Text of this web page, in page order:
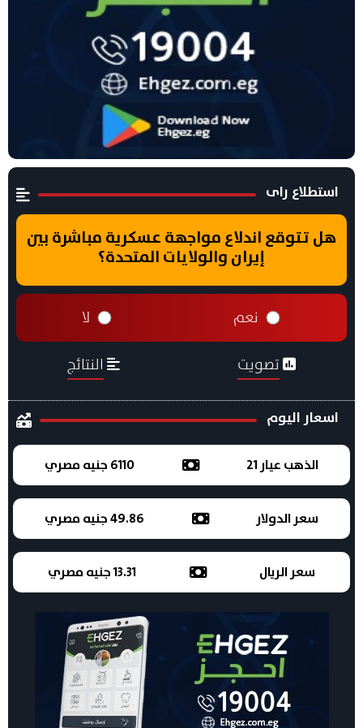
استطلاع راى
هل تتوقع اندلاع مواجهة عسكرية مباشرة بين
إيران والولايات المتحدة؟
نعم لا
تصويت النتائج
اسعار اليوم
الذهب عيار 21 6110 جنيه مصري
سعر الدولار 49.86 جنيه مصري
سعر الريال 13.31 جنيه مصري